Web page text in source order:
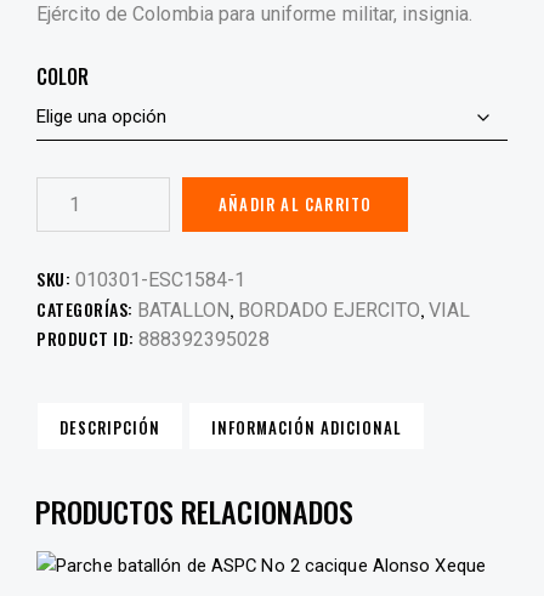
Ejército de Colombia para uniforme militar, insignia.
COLOR
AÑADIR AL CARRITO
SKU: 010301-ESC1584-1
CATEGORÍAS: BATALLON, BORDADO EJERCITO, VIAL
PRODUCT ID: 888392395028
DESCRIPCIÓN INFORMACIÓN ADICIONAL
PRODUCTOS RELACIONADOS